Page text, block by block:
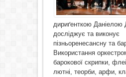
дириґенткою Даніелою
досліджує та виконує
пізньоренесансну та
Використання
барокової скрипки,
лютні, теорби, арфи,